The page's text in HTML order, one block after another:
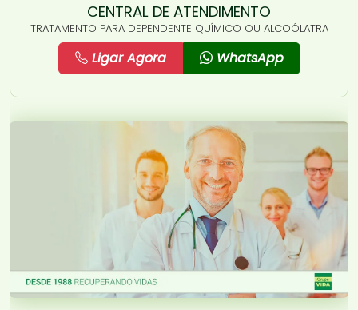
CENTRAL DE ATENDIMENTO
TRATAMENTO PARA DEPENDENTE QUÍMICO OU ALCOÓLATRA
Ligar Agora WhatsApp